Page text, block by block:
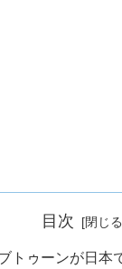
目次
トゥーンが日本